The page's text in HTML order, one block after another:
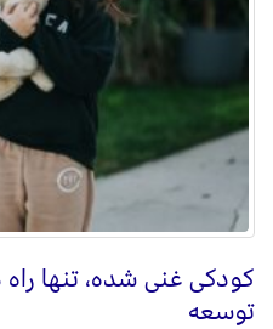
کودکی غنی شده‌، تنها
توسعه